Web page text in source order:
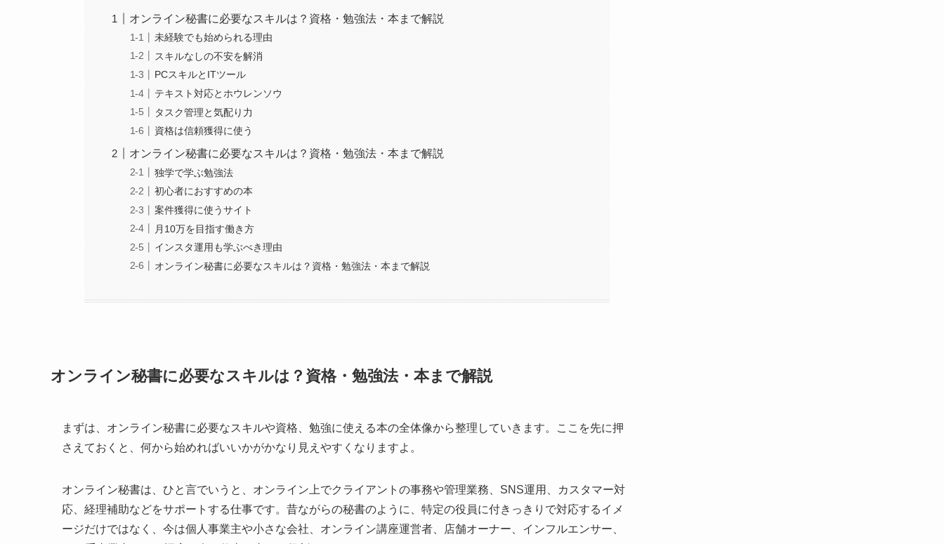
オンライン秘書に必要なスキルは？資格・勉強法・本まで解説
未経験でも始められる理由
スキルなしの不安を解消
PCスキルとITツール
テキスト対応とホウレンソウ
タスク管理と気配り力
資格は信頼獲得に使う
オンライン秘書に必要なスキルは？資格・勉強法・本まで解説
独学で学ぶ勉強法
初心者におすすめの本
案件獲得に使うサイト
月10万を目指す働き方
インスタ運用も学ぶべき理由
オンライン秘書に必要なスキルは？資格・勉強法・本まで解説
オンライン秘書に必要なスキルは？資格・勉強法・本まで解説
まずは、オンライン秘書に必要なスキルや資格、勉強に使える本の全体像から整理していきます。ここを先に押
さえておくと、何から始めればいいかがかなり見えやすくなりますよ。
オンライン秘書は、ひと言でいうと、オンライン上でクライアントの事務や管理業務、SNS運用、カスタマー対
応、経理補助などをサポートする仕事です。昔ながらの秘書のように、特定の役員に付きっきりで対応するイメ
ージだけではなく、今は個人事業主や小さな会社、オンライン講座運営者、店舗オーナー、インフルエンサー、